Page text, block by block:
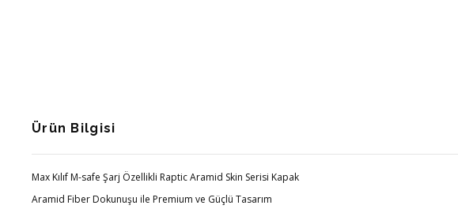
Ürün Bilgisi
Max Kılıf M-safe Şarj Özellikli Raptic Aramid Skin Serisi Kapak
Aramid Fiber Dokunuşu ile Premium ve Güçlü Tasarım